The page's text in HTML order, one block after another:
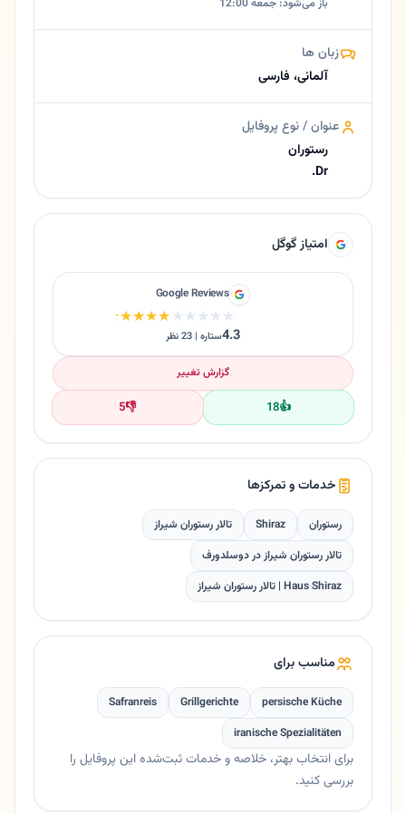
زبان ها
آلمانی، فارسی
عنوان / نوع پروفایل
رستوران
Dr.
امتیاز گوگل
Google Reviews
★★★★★
★★★★★
4.3ستاره | 23 نظر
گزارش تغییر
👍
18
👎
5
خدمات و تمرکزها
رستوران Shiraz
تالار رستوران شیراز
تالار رستوران شیراز در دوسلدورف
Haus Shiraz | تالار رستوران شیراز
مناسب برای
persische Küche
Grillgerichte
Safranreis
iranische Spezialitäten
برای انتخاب بهتر، خلاصه و خدمات ثبت‌شده این پروفایل را
بررسی کنید.